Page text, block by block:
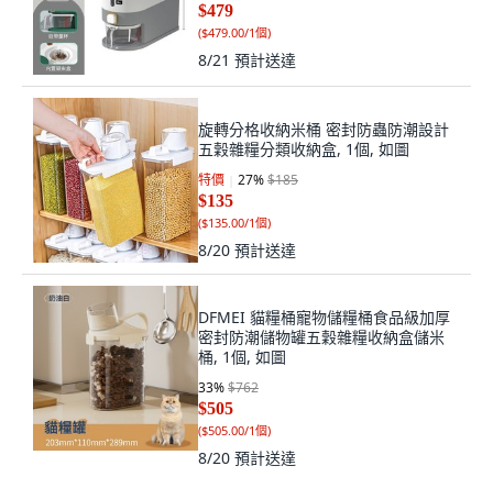
$479
($479.00/1個)
8/21 預計送達
旋轉分格收納米桶 密封防蟲防潮設計
五穀雜糧分類收納盒, 1個, 如圖
特價 27%$185
$135
($135.00/1個)
8/20 預計送達
DFMEI 貓糧桶寵物儲糧桶食品級加厚
密封防潮儲物罐五穀雜糧收納盒儲米
桶, 1個, 如圖
33%$762
$505
($505.00/1個)
8/20 預計送達